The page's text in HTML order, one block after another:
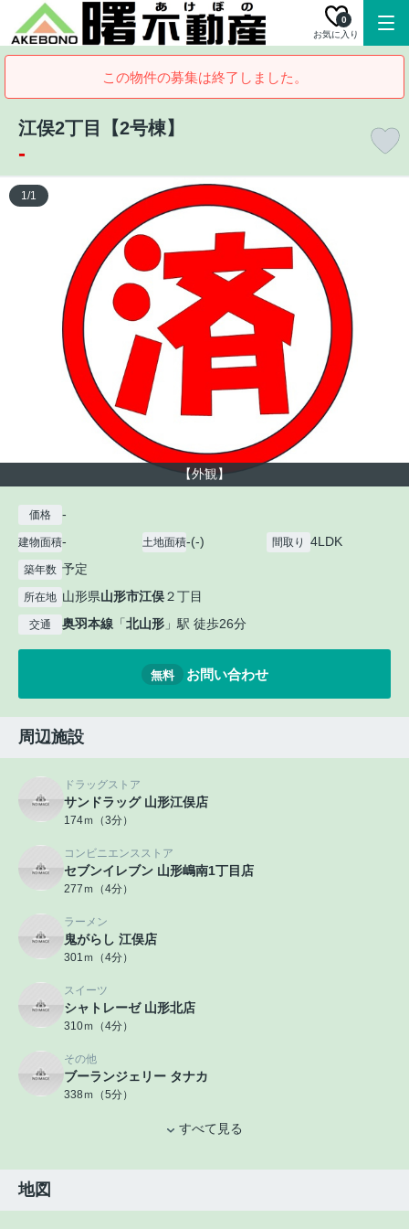
お気に入り
0
この物件の募集は終了しました。
江俣2丁目【2号棟】
-
【外観】
1/1
価格 -
建物面積- 土地面積-(-) 間取り 4LDK
築年数 予定
所在地 山形県山形市江俣２丁目
交通 奥羽本線 「北山形 」駅 徒歩26分
無料 お問い合わせ
周辺施設
ドラッグストア
サンドラッグ 山形江俣店
174ｍ（3分）
コンビニエンスストア
セブンイレブン 山形嶋南1丁目店
277ｍ（4分）
ラーメン
鬼がらし 江俣店
301ｍ（4分）
スイーツ
シャトレーゼ 山形北店
310ｍ（4分）
その他
ブーランジェリー タナカ
338ｍ（5分）
すべて見る
地図